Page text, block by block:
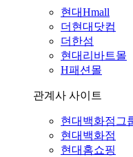
현대Hmall
더현대닷컴
더한섬
현대리바트몰
H패션몰
관계사 사이트
현대백화점그
현대백화점
현대홈쇼핑